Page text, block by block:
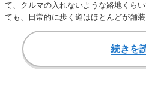
て、クルマの入れないような路地くら
ても、日常的に歩く道はほとんどが舗
に砂利道を歩くハメ…
続きを